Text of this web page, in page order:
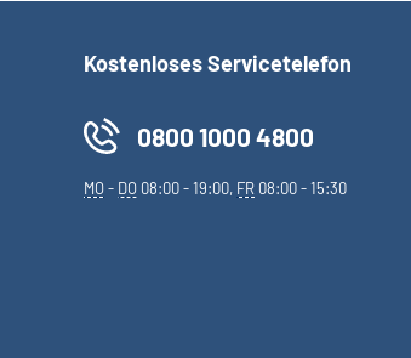
Kostenloses Servicetelefon
0800 1000 4800
MO- DO 08:00 - 19:00, FR 08:00 - 15:30